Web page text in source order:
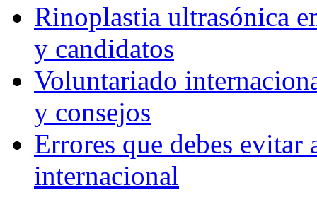
Rinoplastia ultrasónica
y candidatos
Voluntariado
y consejos
Errores que debes
internacional